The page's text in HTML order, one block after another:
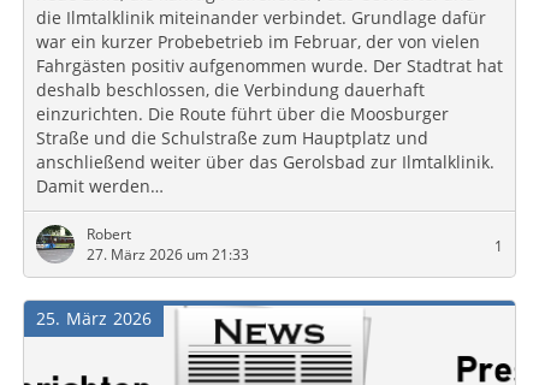
die Ilmtalklinik miteinander verbindet. Grundlage dafür
war ein kurzer Probebetrieb im Februar, der von vielen
Fahrgästen positiv aufgenommen wurde. Der Stadtrat hat
deshalb beschlossen, die Verbindung dauerhaft
einzurichten. Die Route führt über die Moosburger
Straße und die Schulstraße zum Hauptplatz und
anschließend weiter über das Gerolsbad zur Ilmtalklinik.
Damit werden…
Robert
27. März 2026 um 21:33
1
März
25 2026